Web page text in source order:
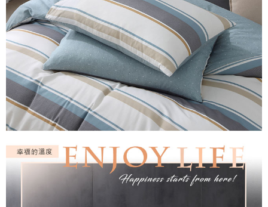
「AFTEE先享後付」，若未經同意申辦者引起之損失，本公司不負相關責
任。
４．使用「AFTEE先享後付」時，將依據個別帳號之用戶狀況，依本公司即
時審查核予不同之上限額度；若仍有額度不足之情形，本公司將視審查結果
請求用戶進行身份認證。
５．嚴禁一人註冊多個帳號或使用他人資訊註冊。若發現惡意使用之情形，
恩沛科技股份有限公司將有權停止該用戶之使用額度並採取法律行動。